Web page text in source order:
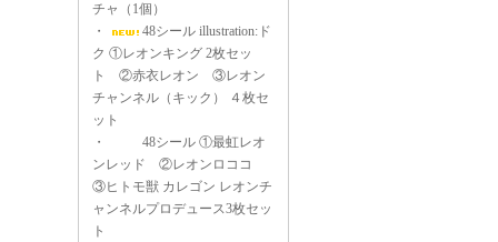
チャ（1個）
・
48シール illustration:ド
ク ①レオンキング 2枚セッ
ト ②赤衣レオン ③レオン
チャンネル（キック） ４枚セ
ット
・
48シール ①最虹レオ
ンレッド ②レオンロココ
③ヒトモ獣 カレゴン レオンチ
ャンネルプロデュース3枚セッ
ト